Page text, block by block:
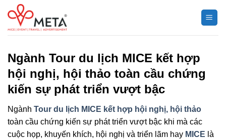
Chuyển
đến
nội
Ngành Tour du lịch MICE kết hợp
hội nghị, hội thảo toàn cầu chứng
kiến ​​sự phát triển vượt bậc
Ngành Tour du lịch MICE kết hợp hội nghị, hội thảo
toàn cầu chứng kiến ​​sự phát triển vượt bậc khi mà các
cuộc họp, khuyến khích, hội nghị và triển lãm hay MICE là